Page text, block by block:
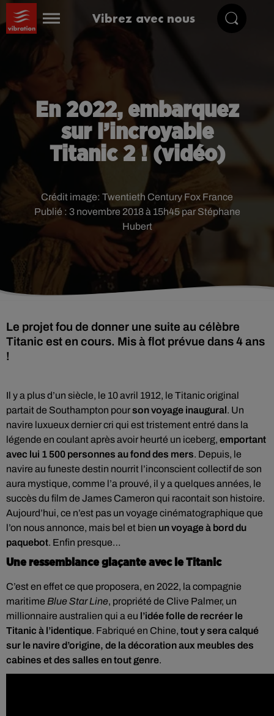
Vibrez avec nous
En 2022, embarquez
sur l’incroyable
Titanic 2 ! (vidéo)
Publié : 3 novembre 2018 à 15h45 par Stéphane
Hubert
Crédit image: Twentieth Century Fox France
Le projet fou de donner une suite au célèbre
Titanic est en cours. Mis à flot prévue dans 4 ans
!
Il y a plus d’un siècle, le 10 avril 1912, le Titanic original
partait de Southampton pourson voyage inaugural. Un
navire luxueux dernier cri qui est tristement entré dans la
légende en coulant après avoir heurté un iceberg, emportant
avec lui 1 500 personnes au fond des mers. Depuis, le
navire au funeste destin nourrit l’inconscient collectif de son
aura mystique, comme l’a prouvé, il y a quelques années, le
succès du film de James Cameron qui racontait son histoire.
Aujourd’hui, ce n’est pas un voyage cinématographique que
l’on nous annonce, mais bel et bien un voyage à bord du
paquebot. Enfin presque…
Une ressemblance glaçante avec le Titanic
C’est en effet ce que proposera, en 2022, la compagnie
maritime Blue Star Line, propriété de Clive Palmer, un
millionnaire australien qui a eu l’idée folle de recréer le
Titanic à l’identique. Fabriqué en Chine, tout y sera calqué
sur le navire d’origine, de la décoration aux meubles des
cabines et des salles en tout genre.